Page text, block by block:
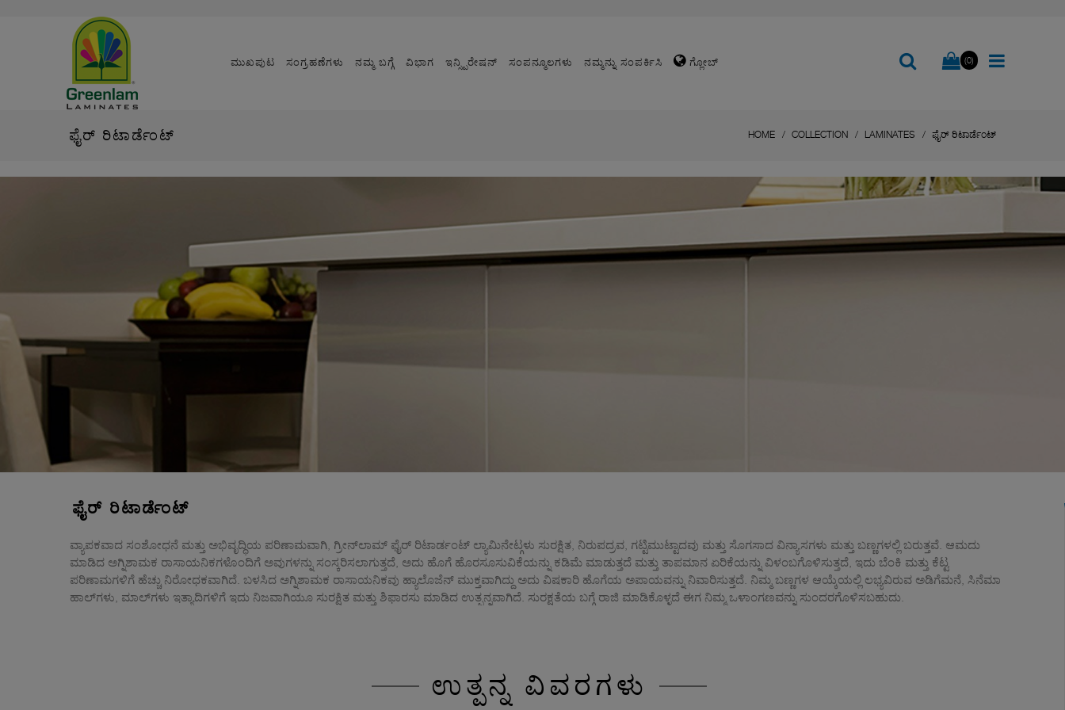
ಮುಖಪುಟ ಸಂಗ್ರಹಣೆಗಳು ನಮ್ಮ ಬಗ್ಗೆ ವಿಭಾಗ ಇನ್ಸ್ಪಿರೇಷನ್ ಸಂಪನ್ಮೂಲಗಳು ನಮ್ಮನ್ನು ಸಂಪರ್ಕಿಸಿ ಗ್ಲೋಬ್ (0)
ಫೈರ್ ರಿಟಾರ್ಡೆಂಟ್ HOME COLLECTION LAMINATES ಫೈರ್ ರಿಟಾರ್ಡೆಂಟ್
ಫೈರ್ ರಿಟಾರ್ಡೆಂಟ್
ವ್ಯಾಪಕವಾದ ಸಂಶೋಧನೆ ಮತ್ತು ಅಭಿವೃದ್ಧಿಯ ಪರಿಣಾಮವಾಗಿ, ಗ್ರೀನ್‌ಲಾಮ್ ಫೈರ್ ರಿಟಾರ್ಡಂಟ್ ಲ್ಯಾಮಿನೇಟ್ಗಳು ಸುರಕ್ಷಿತ, ನಿರುಪದ್ರವ, ಗಟ್ಟಿಮುಟ್ಟಾದವು ಮತ್ತು ಸೊಗಸಾದ ವಿನ್ಯಾಸಗಳು ಮತ್ತು ಬಣ್ಣಗಳಲ್ಲಿ ಬರುತ್ತವೆ. ಆಮದು
ಮಾಡಿದ ಅಗ್ನಿಶಾಮಕ ರಾಸಾಯನಿಕಗಳೊಂದಿಗೆ ಅವುಗಳನ್ನು ಸಂಸ್ಕರಿಸಲಾಗುತ್ತದೆ, ಅದು ಹೊಗೆ ಹೊರಸೂಸುವಿಕೆಯನ್ನು ಕಡಿಮೆ ಮಾಡುತ್ತದೆ ಮತ್ತು ತಾಪಮಾನ ಏರಿಕೆಯನ್ನು ವಿಳಂಬಗೊಳಿಸುತ್ತದೆ, ಇದು ಬೆಂಕಿ ಮತ್ತು ಕೆಟ್ಟ
ಪರಿಣಾಮಗಳಿಗೆ ಹೆಚ್ಚು ನಿರೋಧಕವಾಗಿದೆ. ಬಳಸಿದ ಅಗ್ನಿಶಾಮಕ ರಾಸಾಯನಿಕವು ಹ್ಯಾಲೊಜೆನ್ ಮುಕ್ತವಾಗಿದ್ದು ಅದು ವಿಷಕಾರಿ ಹೊಗೆಯ ಅಪಾಯವನ್ನು ನಿವಾರಿಸುತ್ತದೆ. ನಿಮ್ಮ ಬಣ್ಣಗಳ ಆಯ್ಕೆಯಲ್ಲಿ ಲಭ್ಯವಿರುವ ಅಡಿಗೆಮನೆ, ಸಿನೆಮಾ
ಹಾಲ್‌ಗಳು, ಮಾಲ್‌ಗಳು ಇತ್ಯಾದಿಗಳಿಗೆ ಇದು ನಿಜವಾಗಿಯೂ ಸುರಕ್ಷಿತ ಮತ್ತು ಶಿಫಾರಸು ಮಾಡಿದ ಉತ್ಪನ್ನವಾಗಿದೆ. ಸುರಕ್ಷತೆಯ ಬಗ್ಗೆ ರಾಜಿ ಮಾಡಿಕೊಳ್ಳದೆ ಈಗ ನಿಮ್ಮ ಒಳಾಂಗಣವನ್ನು ಸುಂದರಗೊಳಿಸಬಹುದು.
ಉತ್ಪನ್ನ ವಿವರಗಳು